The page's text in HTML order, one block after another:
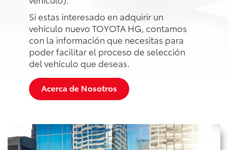
Si estas interesado en adquirir un
vehículo nuevo TOYOTA HG, contamos
con la información que necesitas para
poder facilitar el proceso de selección
del vehículo que deseas.
Acerca de Nosotros